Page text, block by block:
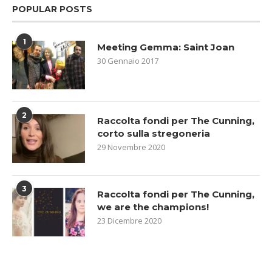
POPULAR POSTS
1 Meeting Gemma: Saint Joan
30 Gennaio 2017
2
Raccolta fondi per The Cunning,
corto sulla stregoneria
29 Novembre 2020
3
Raccolta fondi per The Cunning,
we are the champions!
23 Dicembre 2020